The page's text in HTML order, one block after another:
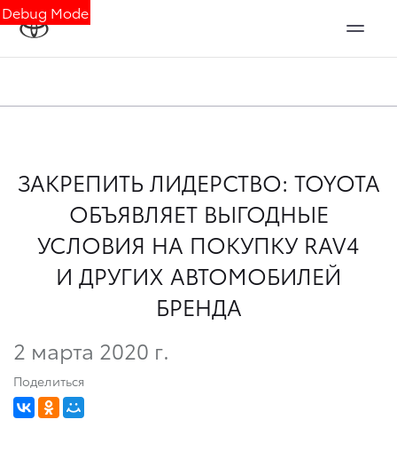
Debug Mode
ЗАКРЕПИТЬ ЛИДЕРСТВО: TOYOTA
ОБЪЯВЛЯЕТ ВЫГОДНЫЕ
УСЛОВИЯ НА ПОКУПКУ RAV4
И ДРУГИХ АВТОМОБИЛЕЙ
БРЕНДА
2 марта 2020 г.
Поделиться